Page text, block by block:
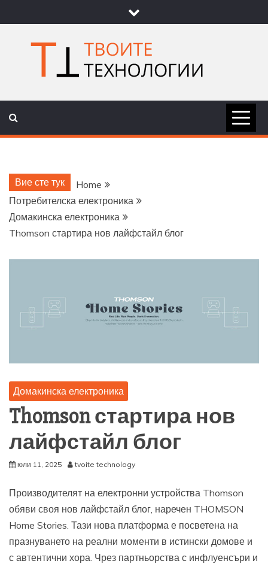
to
content
ТВОИТЕ
Вие сте тук
Home
Потребителска електроника
Домакинска електроника
Thomson стартира нов лайфстайл блог
Домакинска електроника
Thomson стартира нов
лайфстайл блог
юли 11, 2025 tvoite technology
Производителят на електронни устройства Thomson
обяви своя нов лайфстайл блог, наречен THOMSON
Home Stories. Тази нова платформа е посветена на
празнуването на реални моменти в истински домове и
с автентични хора. Чрез партньорства с инфлуенсъри и